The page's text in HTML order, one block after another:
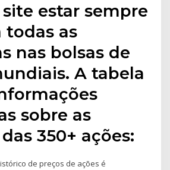
estar sempre
todas as
nas bolsas de
A tabela
sobre as
350+ ações:
de preços de ações é